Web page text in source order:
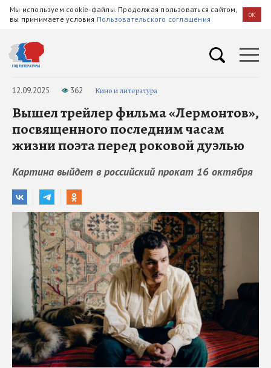
Мы используем cookie-файлы. Продолжая пользоваться сайтом,
вы принимаете условия Пользовательского соглашения OK
12.09.2025 362 Кино и литература
Вышел трейлер фильма «Лермонтов»,
посвященного последним часам
жизни поэта перед роковой дуэлью
Картина выйдет в российский прокат 16 октября